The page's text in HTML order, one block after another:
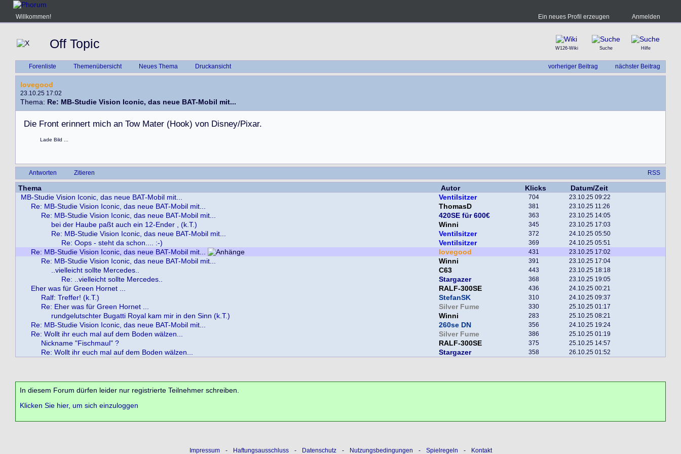
Willkommen! Ein neues Profil erzeugen Anmelden
Off Topic W126-Wiki Suche Hilfe
vorheriger Beitrag nächster Beitrag
Forenliste Themenübersicht Neues Thema Druckansicht
lovegood
23.10.25 17:02
Thema: Re: MB-Studie Vision Iconic, das neue BAT-Mobil mit...
Die Front erinnert mich an Tow Mater (Hook) von Disney/Pixar.
Lade Bild ...
Antworten Zitieren RSS
Thema Autor Klicks
Datum/Zeit
MB-Studie Vision Iconic, das neue BAT-Mobil mit...
Ventilsitzer 704 23.10.25 09:22
Re: MB-Studie Vision Iconic, das neue BAT-Mobil mit... ThomasD 381 23.10.25 11:26
Re: MB-Studie Vision Iconic, das neue BAT-Mobil mit... 420SE für 600€ 363 23.10.25 14:05
bei der Haube paßt auch ein 12-Ender , (k.T.) Winni 345 23.10.25 17:03
Re: MB-Studie Vision Iconic, das neue BAT-Mobil mit... Ventilsitzer 372 24.10.25 05:50
Re: Oops - steht da schon.... :-) Ventilsitzer 369 24.10.25 05:51
Re: MB-Studie Vision Iconic, das neue BAT-Mobil mit... lovegood 431 23.10.25 17:02
Re: MB-Studie Vision Iconic, das neue BAT-Mobil mit... Winni 391 23.10.25 17:04
..vielleicht sollte Mercedes.. C63 443 23.10.25 18:18
Re: ..vielleicht sollte Mercedes.. Stargazer 368 23.10.25 19:05
Eher was für Green Hornet ... RALF-300SE 436 24.10.25 00:21
Ralf: Treffer! (k.T.) StefanSK 310 24.10.25 09:37
Re: Eher was für Green Hornet ... Silver Fume 330 25.10.25 01:17
rundgelutschter Bugatti Royal kam mir in den Sinn (k.T.) Winni 283 25.10.25 08:21
Re: MB-Studie Vision Iconic, das neue BAT-Mobil mit... 260se DN 356 24.10.25 19:24
Re: Wollt ihr euch mal auf dem Boden wälzen... Silver Fume 386 25.10.25 01:19
Nickname "Fischmaul" ? RALF-300SE 375 25.10.25 14:57
Re: Wollt ihr euch mal auf dem Boden wälzen... Stargazer 358 26.10.25 01:52
In diesem Forum dürfen leider nur registrierte Teilnehmer schreiben.
Klicken Sie hier, um sich einzuloggen
Impressum - Haftungsausschluss - Datenschutz - Nutzungsbedingungen - Spielregeln - Kontakt